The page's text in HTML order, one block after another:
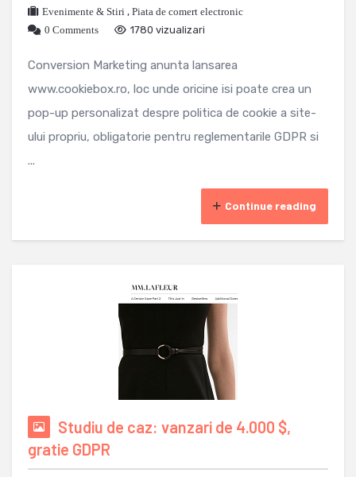
Evenimente & Stiri , Piata de comert electronic
0 Comments
1780 vizualizari
Conversion Marketing anunta lansarea
www.cookiebox.ro, loc unde oricine isi poate crea un
pop-up personalizat despre politica de cookie a site-
ului propriu, obligatorie pentru reglementarile GDPR si
...
Continue reading
Studiu de caz: vanzari de 4.000 $,
gratie GDPR